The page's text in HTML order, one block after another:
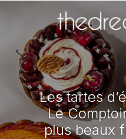
Les tartes
Le
plus beaux